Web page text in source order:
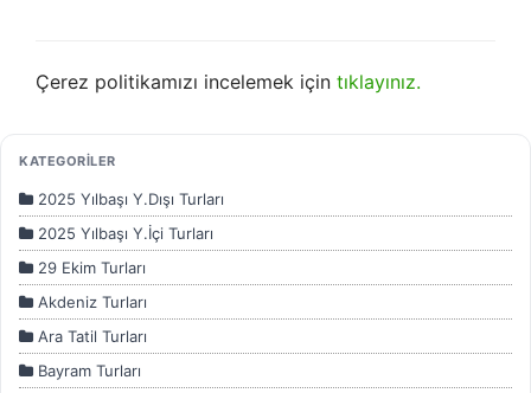
devre dışı bırakılamaz.
İstatistik Çerezleri
Ziyaretçilerin siteyi nasıl kullandığını anonim olarak ölçeriz.
Hangi sayfaların popüler olduğunu ve kullanıcıların nerede
zorluk yaşadığını anlamamıza yardımcı olur.
Çerez politikamızı incelemek için tıklayınız.
KATEGORİLER
2025 Yılbaşı Y.Dışı Turları
2025 Yılbaşı Y.İçi Turları
29 Ekim Turları
Akdeniz Turları
Ara Tatil Turları
Bayram Turları